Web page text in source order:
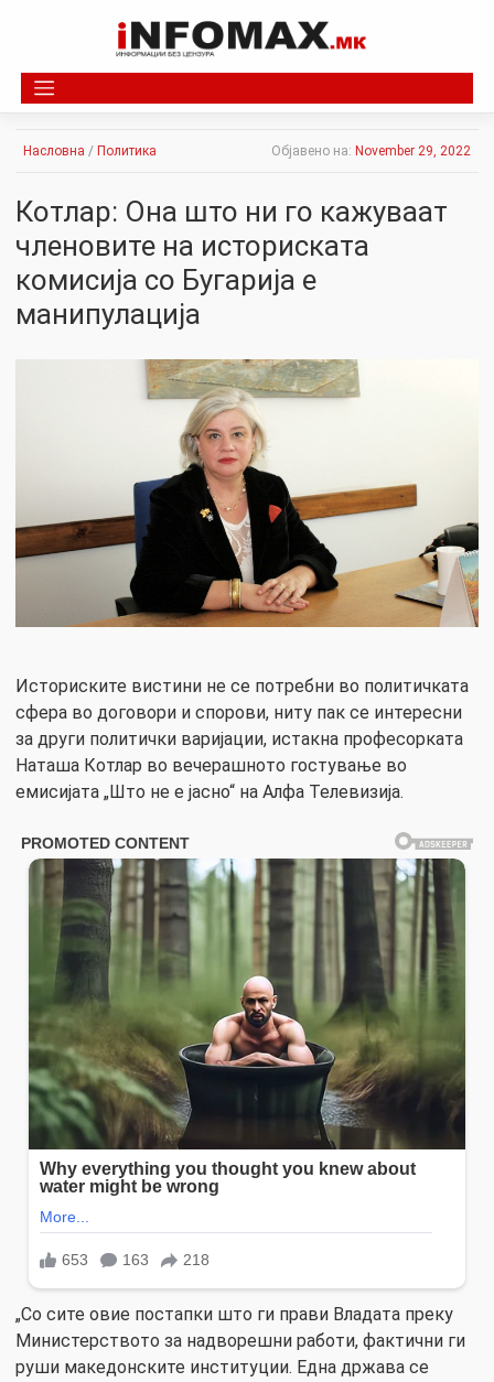
Насловна / Политика Објавено на: November 29, 2022
Котлар: Она што ни го кажуваат
членовите на историската
комисија со Бугарија е
манипулација
Историските вистини не се потребни во политичката
сфера во договори и спорови, ниту пак се интересни
за други политички варијации, истакна професорката
Наташа Котлар во вечерашното гостување во
емисијата „Што не е јасно“ на Алфа Телевизија.
„Со сите овие постапки што ги прави Владата преку
Министерството за надворешни работи, фактични ги
руши македонските институции. Една држава се